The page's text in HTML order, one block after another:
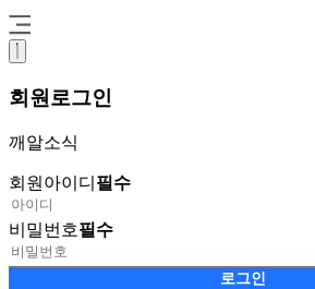
회원 로그인
깨알소식
회원아이디 필수
비밀번호필수